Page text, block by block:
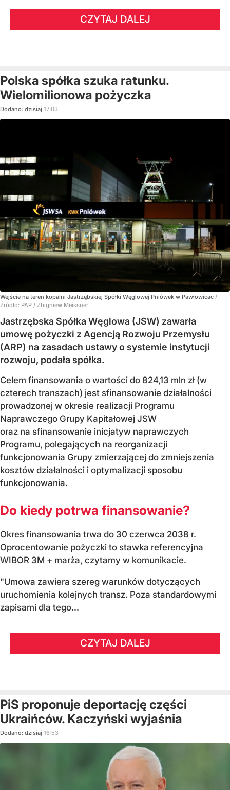
CZYTAJ DALEJ
Polska spółka szuka ratunku.
Wielomilionowa pożyczka
Dodano: dzisiaj 17:03
Wejście na teren kopalni Jastrzębskiej Spółki Węglowej Pniówek w Pawłowicac /
Źródło: PAP / Zbigniew Meissner
Jastrzębska Spółka Węglowa (JSW) zawarła
umowę pożyczki z Agencją Rozwoju Przemysłu
(ARP) na zasadach ustawy o systemie instytucji
rozwoju, podała spółka.
Celem finansowania o wartości do 824,13 mln zł (w
czterech transzach) jest sfinansowanie działalności
prowadzonej w okresie realizacji Programu
Naprawczego Grupy Kapitałowej JSW
oraz na sfinansowanie inicjatyw naprawczych
Programu, polegających na reorganizacji
funkcjonowania Grupy zmierzającej do zmniejszenia
kosztów działalności i optymalizacji sposobu
funkcjonowania.
Do kiedy potrwa finansowanie?
Okres finansowania trwa do 30 czerwca 2038 r.
Oprocentowanie pożyczki to stawka referencyjna
WIBOR 3M + marża, czytamy w komunikacie.
"Umowa zawiera szereg warunków dotyczących
uruchomienia kolejnych transz. Poza standardowymi
zapisami dla tego...
CZYTAJ DALEJ
PiS proponuje deportację części
Ukraińców. Kaczyński wyjaśnia
Dodano: dzisiaj 16:53